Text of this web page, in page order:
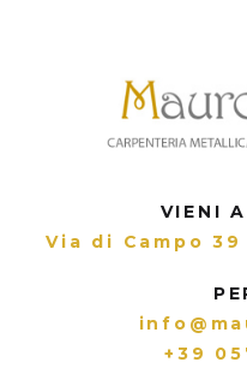
VIENI
Via di Campo 39
+39